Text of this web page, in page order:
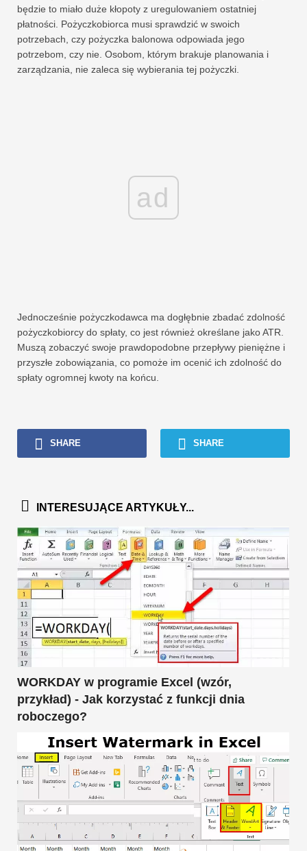
będzie to miało duże kłopoty z uregulowaniem ostatniej
płatności. Pożyczkobiorca musi sprawdzić w swoich
potrzebach, czy pożyczka balonowa odpowiada jego
potrzebom, czy nie. Osobom, którym brakuje planowania i
zarządzania, nie zaleca się wybierania tej pożyczki.
ad
Jednocześnie pożyczkodawca ma dogłębnie zbadać zdolność
pożyczkobiorcy do spłaty, co jest również określane jako ATR.
Muszą zobaczyć swoje prawdopodobne przepływy pieniężne i
przyszłe zobowiązania, co pomoże im ocenić ich zdolność do
spłaty ogromnej kwoty na końcu.
SHARE SHARE
INTERESUJĄCE ARTYKUŁY...
WORKDAY w programie Excel (wzór,
przykład) - Jak korzystać z funkcji dnia
roboczego?